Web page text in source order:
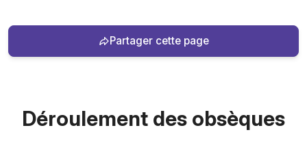
Partager cette page
Déroulement des obsèques